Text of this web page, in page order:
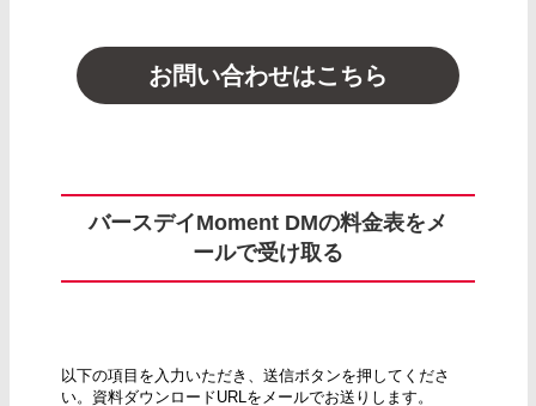
お問い合わせはこちら
バースデイMoment DMの料金表をメ
ールで受け取る